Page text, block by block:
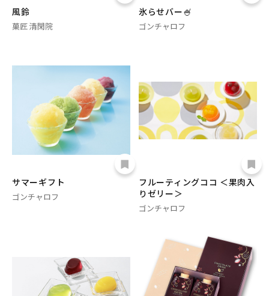
風鈴
菓匠 清閑院
氷らせバー🍧
ゴンチャロフ
サマーギフト
ゴンチャロフ
フルーティングココ ＜果肉入
りゼリー＞
ゴンチャロフ